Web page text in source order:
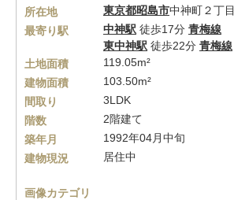
所在地 東京都昭島市中神町２丁目
最寄り駅
中神駅 徒歩17分 青梅線
東中神駅 徒歩22分 青梅線
土地面積
119.05m²
建物面積
103.50m²
間取り
3LDK
階数
2階建て
築年月
1992年04月中旬
建物現況
居住中
画像カテゴリ